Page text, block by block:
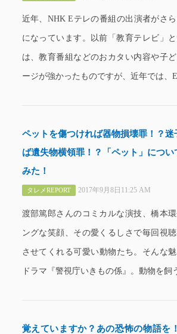
近年、NHK Eテレの番組の出演者がさ
になっています。以前「教育テレビ」
は、教育番組などのおカタい内容や子
ージが強かったものですが、近年では、
ペットを傷つければ器物損壊罪！？迷
ば遺失物横領罪！？「ペット」につい
みた！
タレメREPORT 2017年9月8日11:25 AM
渡部篤郎さんのコミカルな演技、橋本
ングな笑顔、その愛くるしさで毎回視
させてくれる可愛い動物たち。そんな
ドラマ『警視庁いきもの係』。動物を飼
覚えていますか？あの恐怖の物語を